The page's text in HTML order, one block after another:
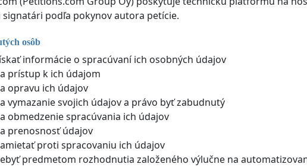
signatári podľa pokynov autora petície.
osôb
informácie o spracúvaní ich osobných údajov
prístup k ich údajom
opravu ich údajov
vymazanie svojich údajov a právo byť zabudnutý
obmedzenie spracúvania ich údajov
prenosnosť údajov
proti spracovaniu ich údajov
predmetom rozhodnutia založeného výlučne na